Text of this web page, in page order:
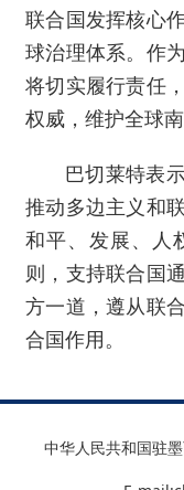
联合国发挥核心
球治理体系。作
将切实履行责任
权威，维护全球南
巴切莱特表
推动多边主义和
和平、发展、人
则，支持联合国
方一道，遵从联
合国作用。
中华人民共和国驻